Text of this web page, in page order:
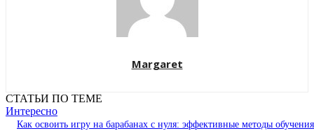
Margaret
СТАТЬИ ПО ТЕМЕ
Интересно
Как освоить игру на барабанах с нуля: эффективные методы обучения